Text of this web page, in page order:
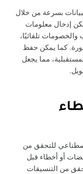
بسرعة من خلال
إدخال معلومات
والخصومات تلقائيًا،
كما يمكن حفظ
مما يجعل
للتحقق من
أو أخطاء قبل
من التنسيقات